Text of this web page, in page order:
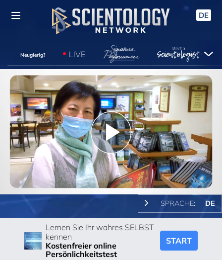
DE
Neugierig? LIVE
Play
Video
SPRACHE: DE
Lernen Sie Ihr wahres SELBST
kennen
Kostenfreier online
Persönlichkeitstest
START